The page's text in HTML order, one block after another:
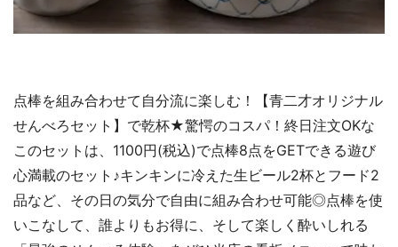
点棒を組み合わせて自分流に楽しむ！【青二才オリジナル
せんべろセット】で乾杯★驚愕のコスパ！終日注文OKな
このセットは、1100円(税込)で点棒8点をGETできる遊び
心満載のセット♪キンキンに冷えた生ビール2杯とフード2
品など、その日の気分で自由に組み合わせ可能◎点棒を使
いこなして、誰よりもお得に、そして楽しく酔いしれる